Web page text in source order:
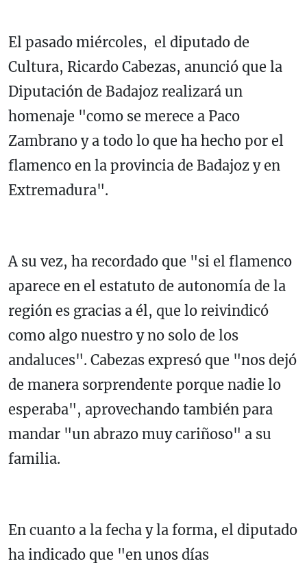
El pasado miércoles, el diputado de
Cultura, Ricardo Cabezas, anunció que la
Diputación de Badajoz realizará un
homenaje "como se merece a Paco
Zambrano y a todo lo que ha hecho por el
flamenco en la provincia de Badajoz y en
Extremadura".
A su vez, ha recordado que "si el flamenco
aparece en el estatuto de autonomía de la
región es gracias a él, que lo reivindicó
como algo nuestro y no solo de los
andaluces". Cabezas expresó que "nos dejó
de manera sorprendente porque nadie lo
esperaba", aprovechando también para
mandar "un abrazo muy cariñoso" a su
familia.
En cuanto a la fecha y la forma, el diputado
ha indicado que "en unos días